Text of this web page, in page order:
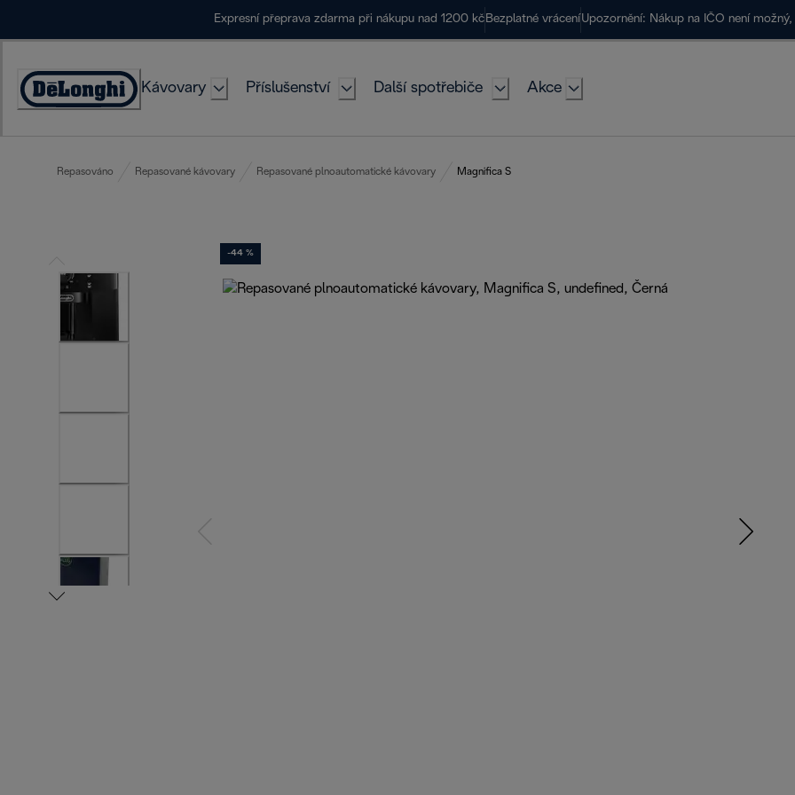
Expresní přeprava zdarma při nákupu nad 1200 kč Bezplatné vráceníUpozornění: Nákup na IČO není
Accessibility
Kávovary Příslušenství Další spotřebiče Akce
Repasováno Repasované kávovary Repasované plnoautomatické kávovary Magnifica S
-44 %